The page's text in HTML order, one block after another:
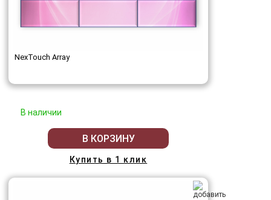
NexTouch Array
В наличии
В КОРЗИНУ
Купить в 1 клик